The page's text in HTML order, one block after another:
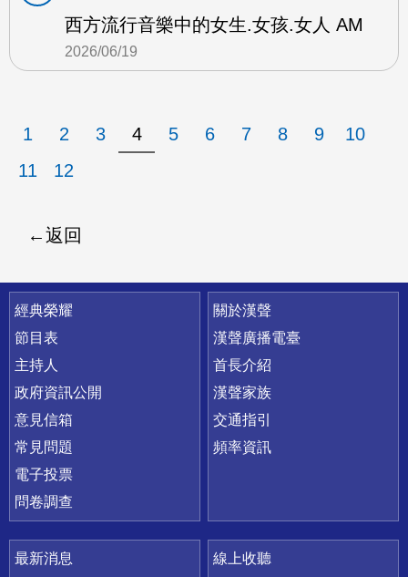
西方流行音樂中的女生.女孩.女人 AM
2026/06/19
1 2 3 4 5 6 7 8 9
10
11
12
返回
快速連結
經典榮耀
節目表
主持人
政府資訊公開
意見信箱
常見問題
電子投票
問卷調查
關於漢聲
漢聲廣播電臺
首長介紹
漢聲家族
交通指引
頻率資訊
最新消息
線上收聽